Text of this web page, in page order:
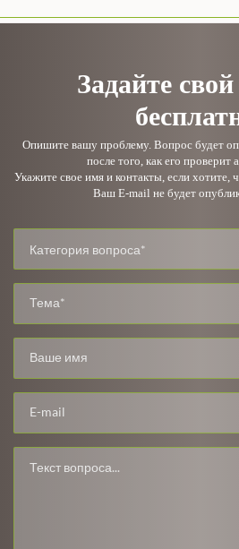
Задайте
Опишите вашу проблему. Вопрос будет
после того, как его проверит
Укажите свое имя и контакты, если хотите,
Ваш E-mail не будет
Категория вопроса*